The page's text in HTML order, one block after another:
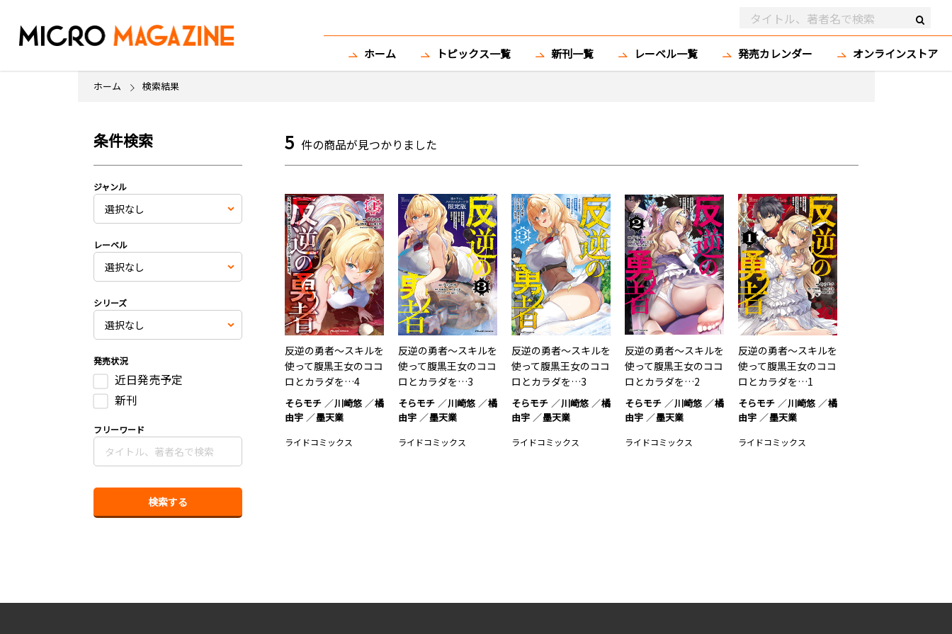
ホーム トピックス一覧 新刊一覧 レーベル一覧 発売カレンダー オンラインストア
ホーム 検索結果
条件検索
ジャンル
レーベル
シリーズ
発売状況
近日発売予定
新刊
フリーワード
5 件の商品が見つかりました
反逆の勇者～スキルを
使って腹黒王女のココ
ロとカラダを…4
そらモチ 川崎悠
橘
由宇
墨天業
ライドコミックス
反逆の勇者～スキルを
使って腹黒王女のココ
ロとカラダを…3
そらモチ 川崎悠
橘
由宇
墨天業
ライドコミックス
反逆の勇者～スキルを
使って腹黒王女のココ
ロとカラダを…3
そらモチ 川崎悠
橘
由宇
墨天業
ライドコミックス
反逆の勇者～スキルを
使って腹黒王女のココ
ロとカラダを…2
そらモチ 川崎悠
橘
由宇
墨天業
ライドコミックス
反逆の勇者～スキルを
使って腹黒王女のココ
ロとカラダを…1
そらモチ 川崎悠
橘
由宇
墨天業
ライドコミックス